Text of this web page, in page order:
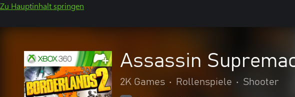
Zu Hauptinhalt springen
Assassin
2K Games • Rollenspiele • Shooter